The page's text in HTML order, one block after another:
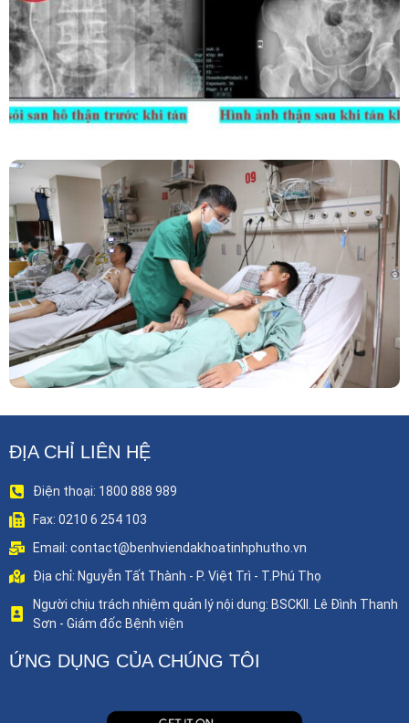
San Hô Thận
Phẫu Thuật Nội Soi Thay Van Tim – Bước Tiến
Vững Chắc Của Khoa Phẫu Thuật Tim Mạch
Lồng Ngực BVĐK Tỉnh Phú Thọ
ĐỊA CHỈ LIÊN HỆ
Điện thoại: 1800 888 989
Fax: 0210 6 254 103
Email: contact@benhviendakhoatinhphutho.vn
Địa chỉ: Nguyễn Tất Thành - P. Việt Trì - T.Phú Thọ
Người chịu trách nhiệm quản lý nội dung: BSCKII. Lê Đình Thanh
Sơn - Giám đốc Bệnh viện
ỨNG DỤNG CỦA CHÚNG TÔI